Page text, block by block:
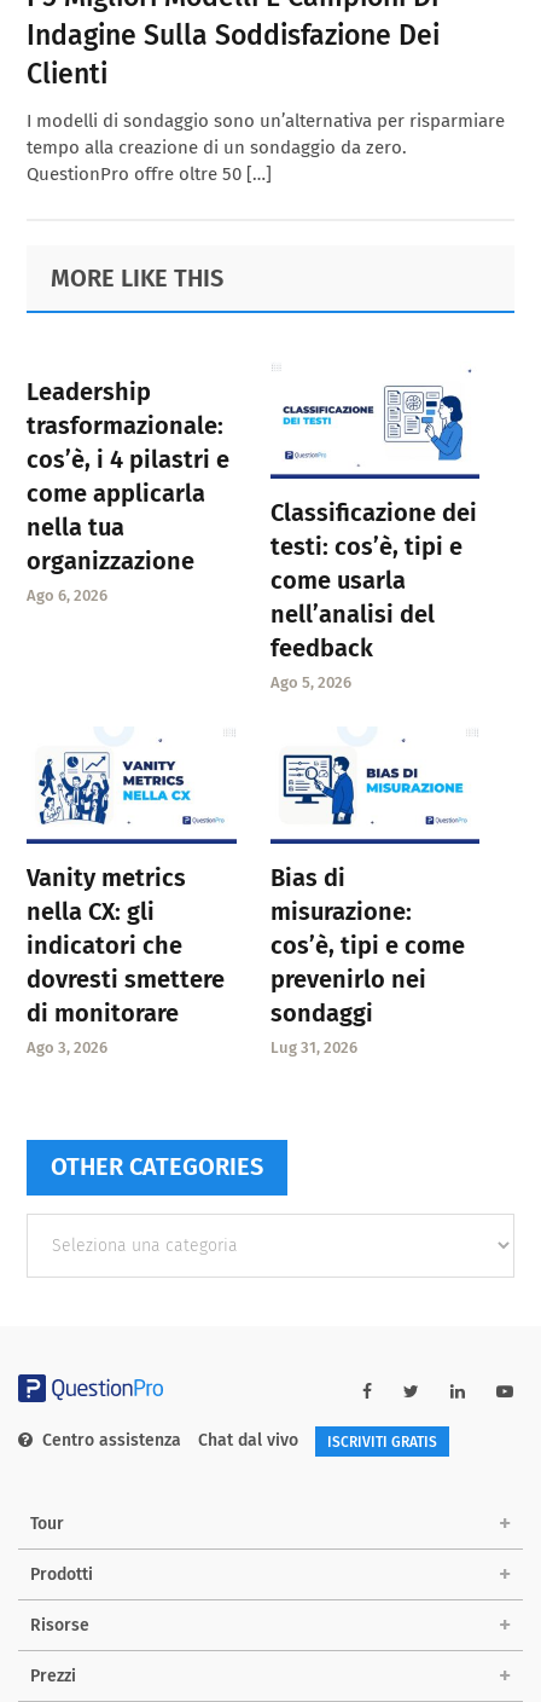
Indagine Sulla Soddisfazione Dei
Clienti
I modelli di sondaggio sono un’alternativa per risparmiare
tempo alla creazione di un sondaggio da zero.
QuestionPro offre oltre 50 […]
Primary
Sidebar
Footer
MORE LIKE THIS
Leadership
trasformazionale:
cos’è, i 4 pilastri e
come applicarla
nella tua
organizzazione
Ago 6, 2026
Classificazione dei
testi: cos’è, tipi e
come usarla
nell’analisi del
feedback
Ago 5, 2026
Vanity metrics
nella CX: gli
indicatori che
dovresti smettere
di monitorare
Ago 3, 2026
Bias di
misurazione:
cos’è, tipi e come
prevenirlo nei
sondaggi
Lug 31, 2026
OTHER CATEGORIES
categories
Centro assistenza Chat dal vivo ISCRIVITI GRATIS
Tour
Prodotti
Risorse
Prezzi